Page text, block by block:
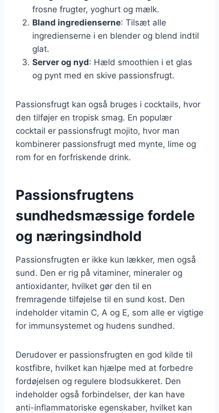
frosne frugter, yoghurt og mælk.
Bland ingredienserne: Tilsæt alle
ingredienserne i en blender og blend indtil
glat.
Server og nyd: Hæld smoothien i et glas
og pynt med en skive passionsfrugt.
Passionsfrugt kan også bruges i cocktails, hvor
den tilføjer en tropisk smag. En populær
cocktail er passionsfrugt mojito, hvor man
kombinerer passionsfrugt med mynte, lime og
rom for en forfriskende drink.
Passionsfrugtens
sundhedsmæssige fordele
og næringsindhold
Passionsfrugten er ikke kun lækker, men også
sund. Den er rig på vitaminer, mineraler og
antioxidanter, hvilket gør den til en
fremragende tilføjelse til en sund kost. Den
indeholder vitamin C, A og E, som alle er vigtige
for immunsystemet og hudens sundhed.
Derudover er passionsfrugten en god kilde til
kostfibre, hvilket kan hjælpe med at forbedre
fordøjelsen og regulere blodsukkeret. Den
indeholder også forbindelser, der kan have
anti-inflammatoriske egenskaber, hvilket kan